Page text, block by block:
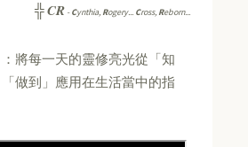
╬CR -Cynthia, Rogery... Cross, Reborn...
：將每一天的靈修亮光從「知
做到」應用在生活當中的指